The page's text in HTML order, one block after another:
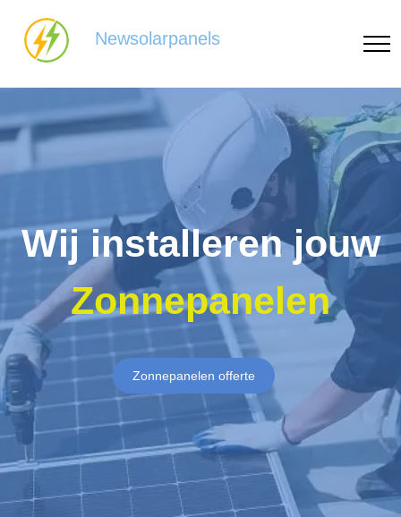
Newsolarpanels
Wij installeren jouw
Zonnepanelen
Zonnepanelen offerte